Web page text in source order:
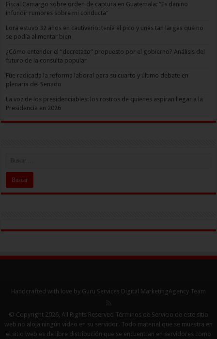
Fiscal Camargo sobre orden de captura en Guatemala: “Es dañino
infundir rumores sobre mi conducta”
Lora estuvo 32 años en cautiverio: tenía el pico y uñas tan largas que no
se podía alimentar bien
¿Cómo entender el “decretazo” propuesto por el gobierno? Análisis del
futuro de la consulta popular
Fue radicada la reforma laboral para su cuarto y último debate en
plenaria del Senado
La voz de los presidenciables: los rostros de quienes aspiran llegar a la
Presidencia en 2026
Handcrafted with love by Guru Services Digital MarketingAgency Team
© Copyright 2026, All Rights Reserved Términos de Servicio de este sitio
web no aloja ningún video en su servidor. Todo material que se muestra en
el sitio web es de libre distribución que se encuentran en servidores como